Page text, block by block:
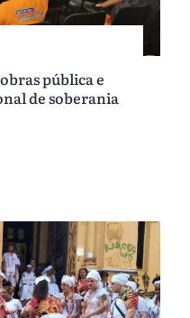
pública e
de soberania